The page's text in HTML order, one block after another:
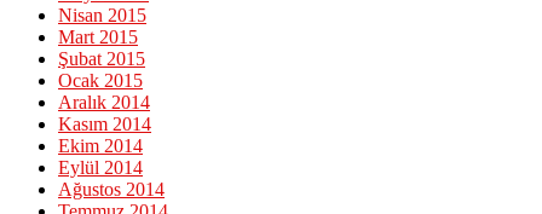
Nisan 2015
Mart 2015
Şubat 2015
Ocak 2015
Aralık 2014
Kasım 2014
Ekim 2014
Eylül 2014
Ağustos 2014